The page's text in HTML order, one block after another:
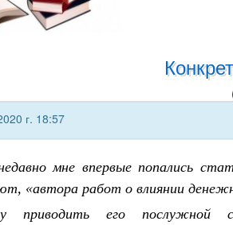
г. 18:57
мне впервые попались
«автора работ о влиянии
приводить его